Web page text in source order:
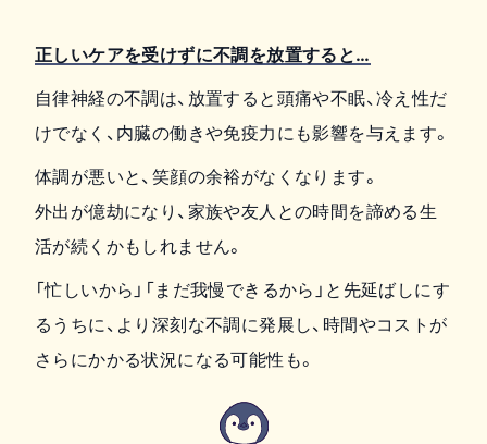
正しいケアを受けずに不調を放置すると…
自律神経の不調は、放置すると頭痛や不眠、冷え性だ
けでなく、内臓の働きや免疫力にも影響を与えます。
体調が悪いと、笑顔の余裕がなくなります。
外出が億劫になり、家族や友人との時間を諦める生
活が続くかもしれません。
「忙しいから」「まだ我慢できるから」と先延ばしにす
るうちに、より深刻な不調に発展し、時間やコストが
さらにかかる状況になる可能性も。